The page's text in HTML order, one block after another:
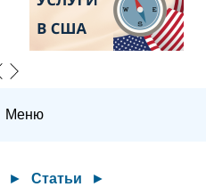
Меню
► Статьи
►